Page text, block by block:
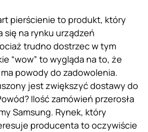
pierścienie to produkt, który
się na rynku urządzeń
trudno dostrzec w tym
“wow” to wygląda na to, że
powody do zadowolenia.
jest zwiększyć dostawy do
Ilość zamówień przerosła
Samsung. Rynek, który
producenta to oczywiście